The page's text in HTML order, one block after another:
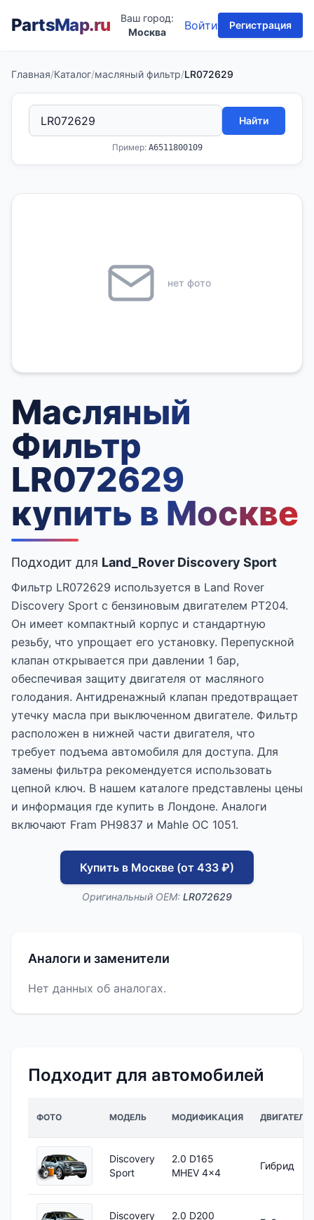
PartsMap.ru
Ваш город:
Москва
Войти Регистрация
Главная/Каталог/масляный фильтр/LR072629
Найти
Пример: A6511800109
нет фото
Масляный
Фильтр
LR072629
купить в Москве
Подходит для Land_Rover Discovery Sport
Фильтр LR072629 используется в Land Rover
Discovery Sport с бензиновым двигателем PT204.
Он имеет компактный корпус и стандартную
резьбу, что упрощает его установку. Перепускной
клапан открывается при давлении 1 бар,
обеспечивая защиту двигателя от масляного
голодания. Антидренажный клапан предотвращает
утечку масла при выключенном двигателе. Фильтр
расположен в нижней части двигателя, что
требует подъема автомобиля для доступа. Для
замены фильтра рекомендуется использовать
цепной ключ. В нашем каталоге представлены цены
и информация где купить в Лондоне. Аналоги
включают Fram PH9837 и Mahle OC 1051.
Купить в Москве (от 433 ₽)
Оригинальный OEM: LR072629
Аналоги и заменители
Нет данных об аналогах.
Подходит для автомобилей
ФОТО МОДЕЛЬ МОДИФИКАЦИЯ ДВИГАТЕЛЬ
Discovery
Sport
2.0 D165
MHEV 4x4
Гибрид
Discovery
2.0 D200